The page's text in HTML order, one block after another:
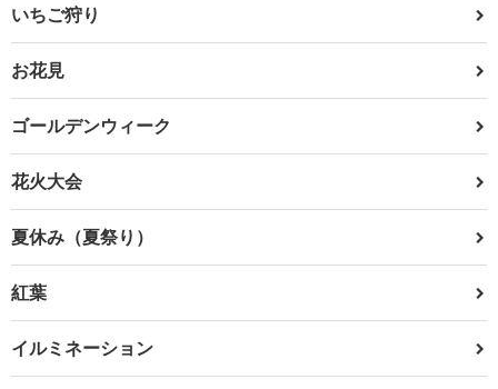
いちご狩り
お花見
ゴールデンウィーク
花火大会
夏休み（夏祭り）
紅葉
イルミネーション